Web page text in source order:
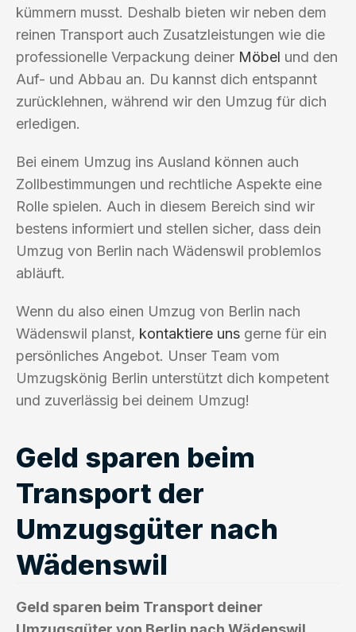
kümmern musst. Deshalb bieten wir neben dem
reinen Transport auch Zusatzleistungen wie die
professionelle Verpackung deiner Möbel und den
Auf- und Abbau an. Du kannst dich entspannt
zurücklehnen, während wir den Umzug für dich
erledigen.
Bei einem Umzug ins Ausland können auch
Zollbestimmungen und rechtliche Aspekte eine
Rolle spielen. Auch in diesem Bereich sind wir
bestens informiert und stellen sicher, dass dein
Umzug von Berlin nach Wädenswil problemlos
abläuft.
Wenn du also einen Umzug von Berlin nach
Wädenswil planst, kontaktiere uns gerne für ein
persönliches Angebot. Unser Team vom
Umzugskönig Berlin unterstützt dich kompetent
und zuverlässig bei deinem Umzug!
Geld sparen beim
Transport der
Umzugsgüter nach
Wädenswil
Geld sparen beim Transport deiner